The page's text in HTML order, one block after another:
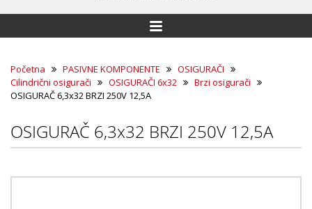
Početna PASIVNE KOMPONENTE
OSIGURAČI
Cilindrični osigurači
OSIGURAČI 6x32
Brzi osigurači
OSIGURAČ 6,3x32 BRZI 250V 12,5A
OSIGURAČ 6,3x32 BRZI 250V 12,5A